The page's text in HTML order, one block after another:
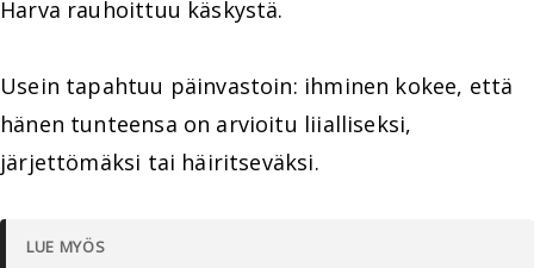
Harva rauhoittuu käskystä.
Usein tapahtuu päinvastoin: ihminen kokee, että
hänen tunteensa on arvioitu liialliseksi,
järjettömäksi tai häiritseväksi.
LUE MYÖS